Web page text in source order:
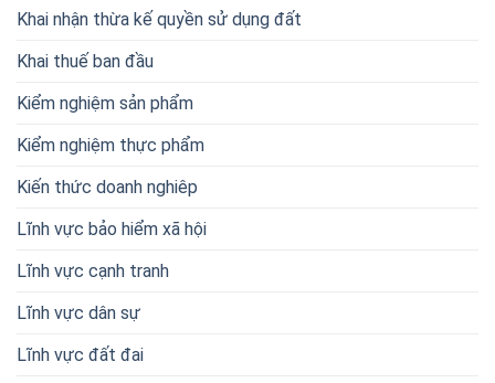
Khai nhận thừa kế quyền sử dụng đất
Khai thuế ban đầu
Kiểm nghiệm sản phẩm
Kiểm nghiệm thực phẩm
Kiến thức doanh nghiêp
Lĩnh vực bảo hiểm xã hội
Lĩnh vực cạnh tranh
Lĩnh vực dân sự
Lĩnh vực đất đai